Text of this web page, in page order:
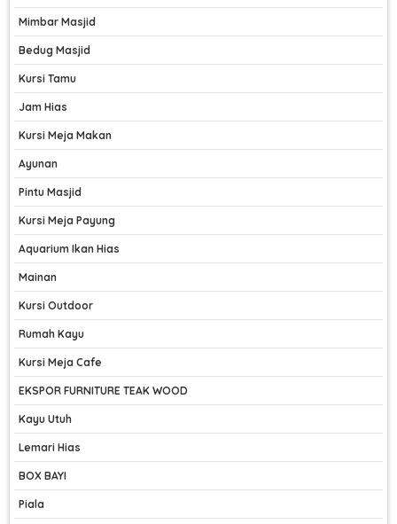
Mimbar Masjid
Bedug Masjid
Kursi Tamu
Jam Hias
Kursi Meja Makan
Ayunan
Pintu Masjid
Kursi Meja Payung
Aquarium Ikan Hias
Mainan
Kursi Outdoor
Rumah Kayu
Kursi Meja Cafe
EKSPOR FURNITURE TEAK WOOD
Kayu Utuh
Lemari Hias
BOX BAYI
Piala